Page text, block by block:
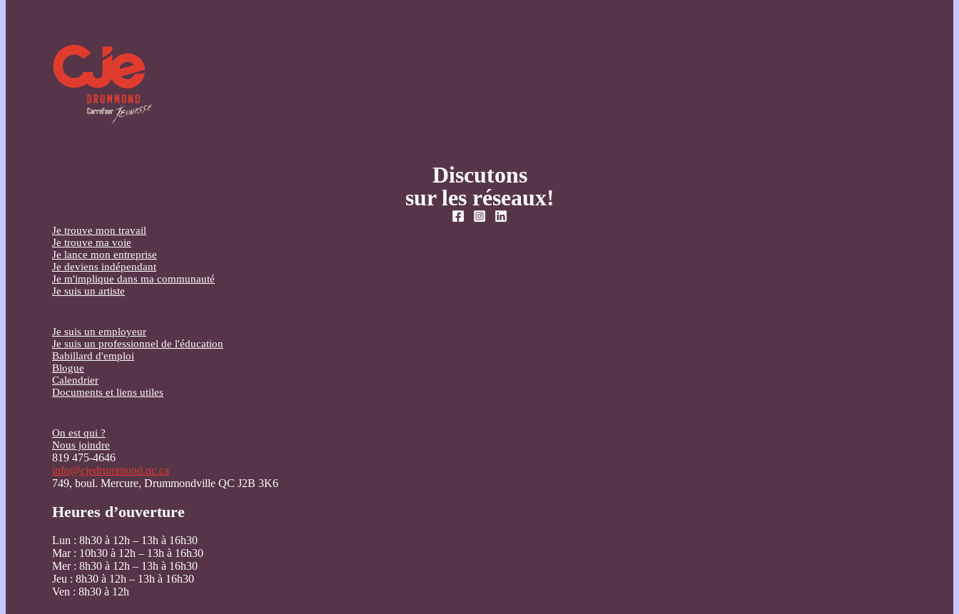
Discutons
sur les réseaux!
Je trouve mon travail
Je trouve ma voie
Je lance mon entreprise
Je deviens indépendant
Je m'implique dans ma communauté
Je suis un artiste
Je suis un employeur
Je suis un professionnel de l'éducation
Babillard d'emploi
Blogue
Calendrier
Documents et liens utiles
On est qui ?
Nous joindre
819 475-4646
info@cjedrummond.qc.ca
749, boul. Mercure, Drummondville QC J2B 3K6
Heures d’ouverture
Lun : 8h30 à 12h – 13h à 16h30
Mar : 10h30 à 12h – 13h à 16h30
Mer : 8h30 à 12h – 13h à 16h30
Jeu : 8h30 à 12h – 13h à 16h30
Ven : 8h30 à 12h